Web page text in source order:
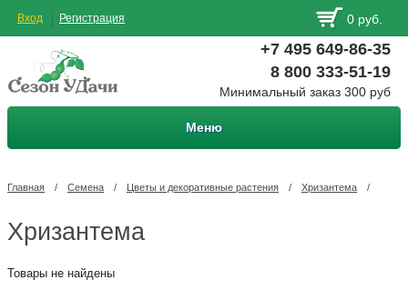
Вход Регистрация 0 руб.
+7 495 649-86-35
8 800 333-51-19
Минимальный заказ 300 руб
Меню
Главная / Семена / Цветы и декоративные растения / Хризантема /
Хризантема
Товары не найдены